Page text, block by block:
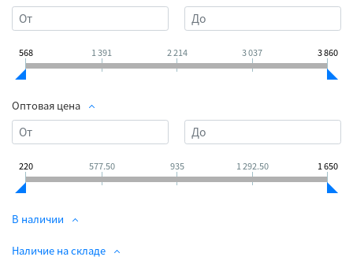
568 1 391 2 214 3 037 3 860
Оптовая цена
220 577.50 935 1 292.50 1 650
В наличии
Наличие на складе